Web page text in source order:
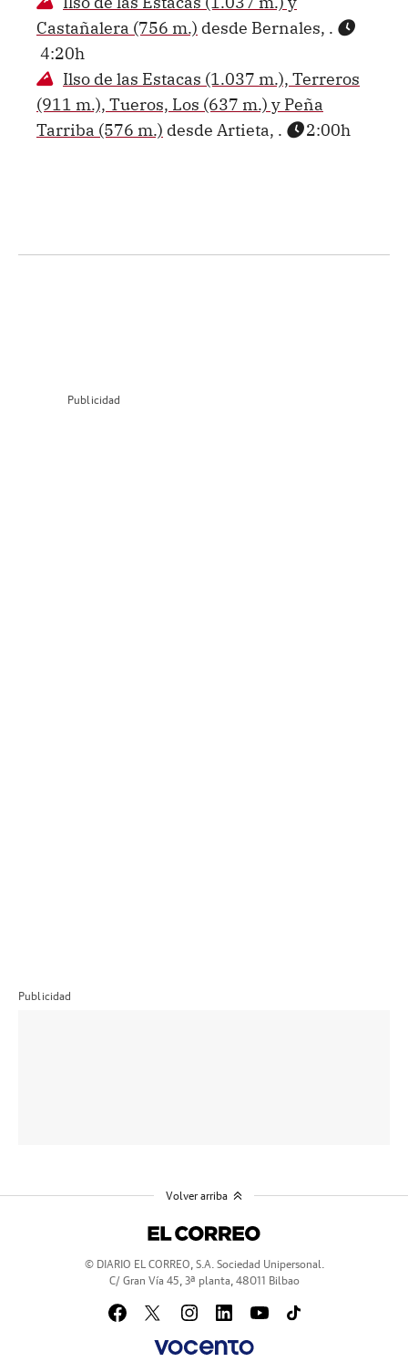
Castañalera (756 m.) desde Bernales, .
4:20h
Ilso de las Estacas (1.037 m.), Terreros
(911 m.), Tueros, Los (637 m.) y Peña
Tarriba (576 m.) desde Artieta, . 2:00h
Publicidad
Publicidad
© DIARIO EL CORREO, S.A. Sociedad Unipersonal.
C/ Gran Vía 45, 3ª planta, 48011 Bilbao
Volver arriba